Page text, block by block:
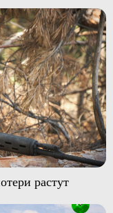
растут